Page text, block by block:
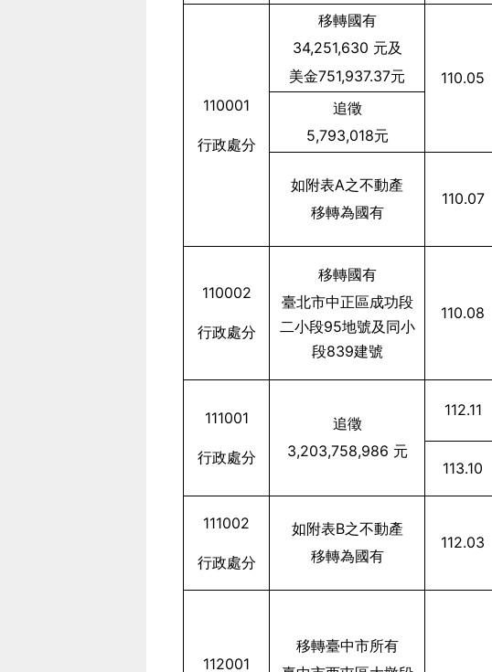
110001
行政處分
移轉國有
34,251,630 元及
美金751,937.37元
110.05
追徵
5,793,018元
如附表A之不動產
移轉為國有
110.07
110002
行政處分
移轉國有
臺北市中正區成功段
二小段95地號及同小
段839建號
110.08
111001
行政處分
追徵
3,203,758,986 元
112.11
113.10
111002
行政處分
如附表B之不動產
移轉為國有
112.03
112001
移轉臺中市所有